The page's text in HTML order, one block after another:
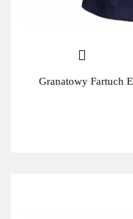
Granatowy Fartuch